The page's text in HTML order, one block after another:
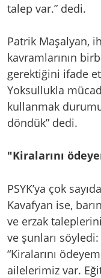
talep var.” dedi.
Patrik Maşalyan,
kavramlarının
gerektiğini ifade
Yoksullukla
kullanmak
döndük” dedi.
"Kiralarını
PSYK’ya çok
Kavafyan ise,
ve erzak
ve şunları söyledi:
“Kiralarını
ailelerimiz var.